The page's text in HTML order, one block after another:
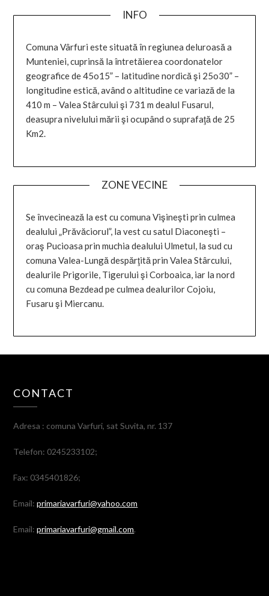
INFO
Comuna Vârfuri este situată în regiunea deluroasă a
Munteniei, cuprinsă la întretăierea coordonatelor
geografice de 45o15” – latitudine nordică şi 25o30” –
longitudine estică, având o altitudine ce variază de la
410 m – Valea Stârcului şi 731 m dealul Fusarul,
deasupra nivelului mării şi ocupând o suprafaţă de 25
Km2.
ZONE VECINE
Se învecinează la est cu comuna Vişineşti prin culmea
dealului „Prăvăciorul”, la vest cu satul Diaconeşti –
oraş Pucioasa prin muchia dealului Ulmetul, la sud cu
comuna Valea-Lungă despărţită prin Valea Stârcului,
dealurile Prigorile, Tigerului şi Corboaica, iar la nord
cu comuna Bezdead pe culmea dealurilor Cojoiu,
Fusaru şi Miercanu.
CONTACT
Adresa : comuna Varfuri, sat Suvita, nr. 137
Telefon: 0245233102;
Fax: 0345401826;
Email:primariavarfuri@yahoo.com
Email:primariavarfuri@gmail.com.